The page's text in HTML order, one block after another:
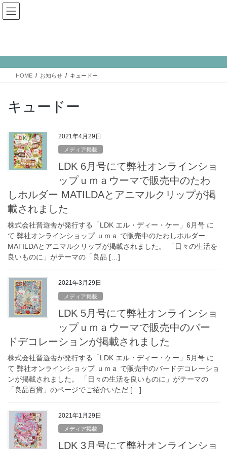
コ
ン
へ
ス
ナ
ビ
ョ
ン
HOME お知らせ キュードー
キュードー
2021年4月29日
メディア掲載
LDK 6月号にて弊社オンラインショ
ップｕｍａウーマで販売中のたわ
しホルダー MATILDAとアニマルクリップが掲
載されました
株式会社晋遊舎が発行する「LDK エル・ディー・ケー」6月号 に
て 弊社オンラインショップ ｕｍａ で販売中のたわしホルダー
MATILDAとアニマルクリップが掲載されました。 「日々の生活を
良いものに」がテーマの「良品 […]
2021年3月29日
メディア掲載
LDK 5月号にて弊社オンラインショ
ップｕｍａウーマで販売中のバー
ドデコレーションが掲載されました
株式会社晋遊舎が発行する「LDK エル・ディー・ケー」5月号 に
て 弊社オンラインショップ ｕｍａ で販売中のバードデコレーショ
ンが掲載されました。 「日々の生活を良いものに」がテーマの
「良品百貨」のページでご紹介いただ […]
2021年1月29日
メディア掲載
LDK 3月号にて弊社オンラインショ